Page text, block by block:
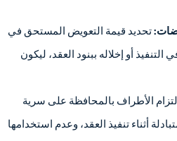
تحديد قيمة التعويض المستحق في
أو إخلاله ببنود العقد، ليكون
الأطراف بالمحافظة على سرية
أثناء تنفيذ العقد، وعدم استخدامها